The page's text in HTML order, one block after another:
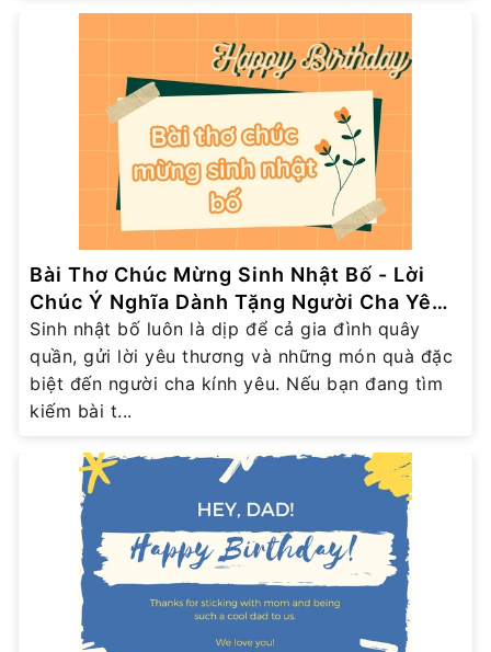
Bài Thơ Chúc Mừng Sinh Nhật Bố - Lời
Chúc Ý Nghĩa Dành Tặng Người Cha Yêu
Thương
Sinh nhật bố luôn là dịp để cả gia đình quây
quần, gửi lời yêu thương và những món quà đặc
biệt đến người cha kính yêu. Nếu bạn đang tìm
kiếm bài t...